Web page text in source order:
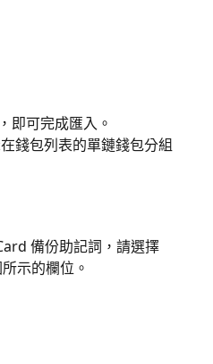
即可完成匯入。
錢包列表的單鏈錢包分組
備份助記詞，請選擇
示的欄位。